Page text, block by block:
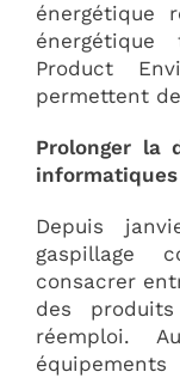
énergétique
énergétique
Product
permettent
Prolonger la
informatiques
Depuis
gaspillage
consacrer
des
réemploi.